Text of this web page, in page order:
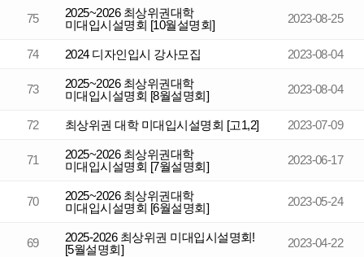
75
2025~2026 최상위권대학
미대입시설명회 [10월설명회]
2023-08-25
74 2024 디자인입시 강사모집 2023-08-04
73
2025~2026 최상위권대학
미대입시설명회 [8월설명회]
2023-08-04
72 최상위권 대학 미대입시설명회 [고1,2] 2023-07-09
71
2025~2026 최상위권대학
미대입시설명회 [7월설명회]
2023-06-17
70
2025~2026 최상위권대학
미대입시설명회 [6월설명회]
2023-05-24
69
2025-2026 최상위권 미대입시설명회!
[5월설명회]
2023-04-22